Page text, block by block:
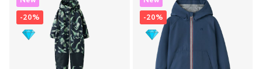
-20%
-20%